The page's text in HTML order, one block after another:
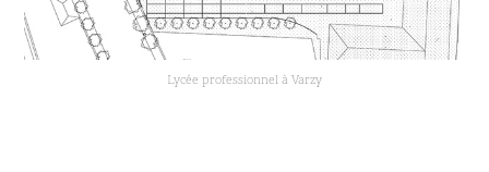
Lycée professionnel à Varzy